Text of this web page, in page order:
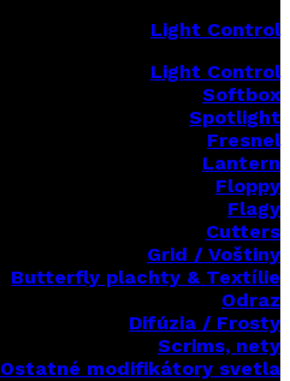
Light Control
Light Control
Softbox
Spotlight
Fresnel
Lantern
Floppy
Flagy
Cutters
Grid / Voštiny
Butterfly plachty & Textílie
Odraz
Difúzia / Frosty
Scrims, nety
Ostatné modifikátory svetla